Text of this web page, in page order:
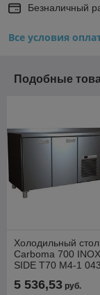
Безналичный
Все условия
Подобные
Холодильный стол
Carboma 700
SIDE T70 M4-1
двери (4GN/NT
5 536,53 руб.